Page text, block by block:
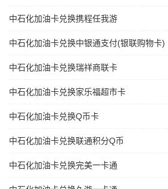
中石化加油卡兑换携程任我游
中石化加油卡兑换中银通支付(银联购物卡)
中石化加油卡兑换瑞祥商联卡
中石化加油卡兑换家乐福超市卡
中石化加油卡兑换Q币卡
中石化加油卡兑换联通积分Q币
中石化加油卡兑换完美一卡通